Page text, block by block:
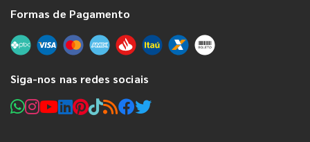
Formas de Pagamento
Siga-nos nas redes sociais